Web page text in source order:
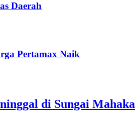
Daerah
Pertamax Naik
di Sungai